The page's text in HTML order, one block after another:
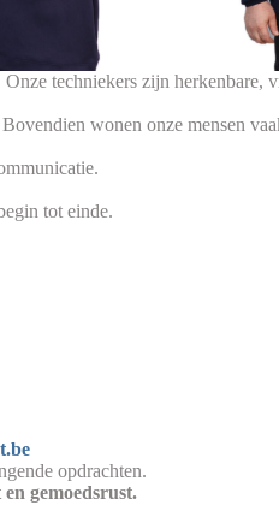
techniekers zijn herkenbare,
wonen onze mensen
tot einde.
opdrachten.
gemoedsrust.